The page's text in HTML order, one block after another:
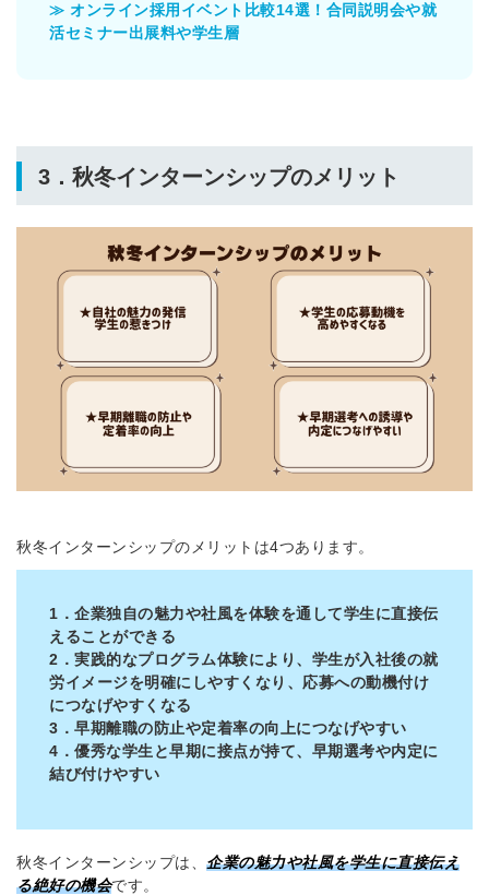
≫ オンライン採用イベント比較14選！合同説明会や就
活セミナー出展料や学生層
3．秋冬インターンシップのメリット
秋冬インターンシップのメリットは4つあります。
1．企業独自の魅力や社風を体験を通して学生に直接伝
えることができる
2．実践的なプログラム体験により、学生が入社後の就
労イメージを明確にしやすくなり、応募への動機付け
につなげやすくなる
3．早期離職の防止や定着率の向上につなげやすい
4．優秀な学生と早期に接点が持て、早期選考や内定に
結び付けやすい
秋冬インターンシップは、 企業の魅力や社風を学生に直接伝え
る絶好の機会です。